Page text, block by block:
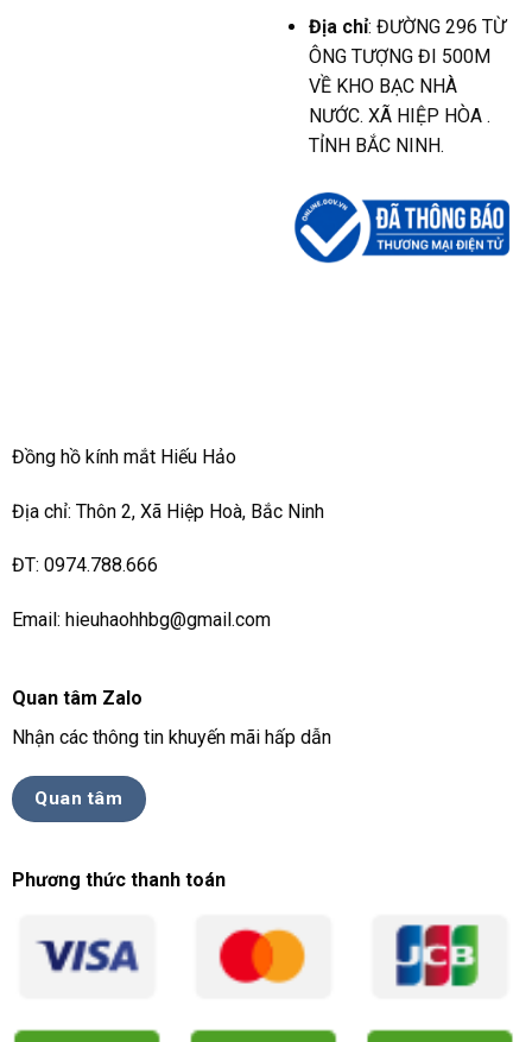
Địa chỉ: ĐƯỜNG 296 TỪ
ÔNG TƯỢNG ĐI 500M
VỀ KHO BẠC NHÀ
NƯỚC. XÃ HIỆP HÒA .
TỈNH BẮC NINH.
Đồng hồ kính mắt Hiếu Hảo
Địa chỉ: Thôn 2, Xã Hiệp Hoà, Bắc Ninh
ĐT: 0974.788.666
Email: hieuhaohhbg@gmail.com
Quan tâm Zalo
Nhận các thông tin khuyến mãi hấp dẫn
Quan tâm
Phương thức thanh toán